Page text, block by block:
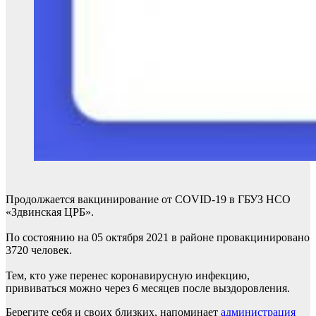
Продолжается вакцинирование от COVID-19 в ГБУЗ НСО
«Здвинская ЦРБ».
По состоянию на 05 октября 2021 в районе провакцинировано
3720 человек.
Тем, кто уже перенес коронавирусную инфекцию,
прививаться можно через 6 месяцев после выздоровления.
Берегите себя и своих близких, напоминает администрация